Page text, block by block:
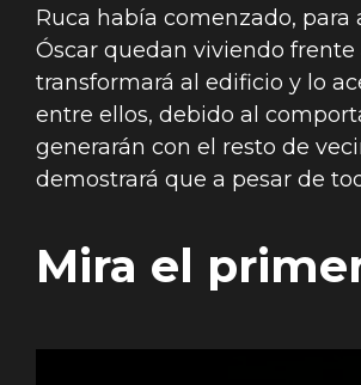
Ruca había comenzado,
Óscar quedan viviendo
transformará al edificio y lo
entre ellos, debido al
generarán con el resto de
demostrará que a pesar de
Mira el